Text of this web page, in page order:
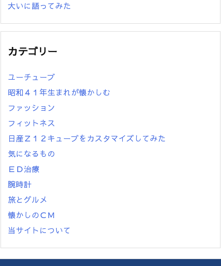
大いに語ってみた
カテゴリー
ユーチューブ
昭和４１年生まれが懐かしむ
ファッション
フィットネス
日産Ｚ１２キューブをカスタマイズしてみた
気になるもの
ＥＤ治療
腕時計
旅とグルメ
懐かしのＣＭ
当サイトについて